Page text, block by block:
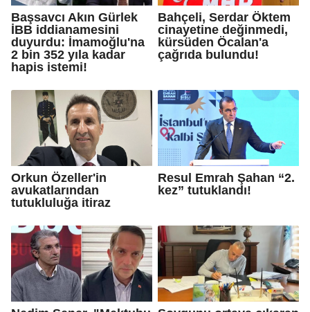
Başsavcı Akın Gürlek
İBB iddianamesini
duyurdu: İmamoğlu'na
2 bin 352 yıla kadar
hapis istemi!
Bahçeli, Serdar Öktem
cinayetine değinmedi,
kürsüden Öcalan'a
çağrıda bulundu!
Orkun Özeller'in
avukatlarından
tutukluluğa itiraz
Resul Emrah Şahan “2.
kez” tutuklandı!